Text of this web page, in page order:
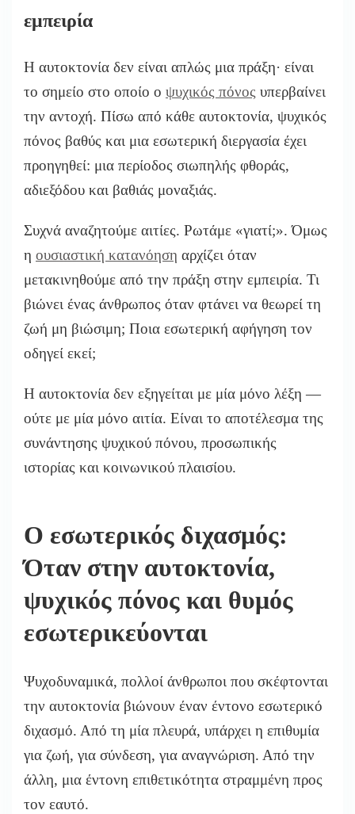
εμπειρία
Η αυτοκτονία δεν είναι απλώς μια πράξη· είναι
το σημείο στο οποίο ο ψυχικός πόνος υπερβαίνει
την αντοχή. Πίσω από κάθε αυτοκτονία, ψυχικός
πόνος βαθύς και μια εσωτερική διεργασία έχει
προηγηθεί: μια περίοδος σιωπηλής φθοράς,
αδιεξόδου και βαθιάς μοναξιάς.
Συχνά αναζητούμε αιτίες. Ρωτάμε «γιατί;». Όμως
η ουσιαστική κατανόηση αρχίζει όταν
μετακινηθούμε από την πράξη στην εμπειρία. Τι
βιώνει ένας άνθρωπος όταν φτάνει να θεωρεί τη
ζωή μη βιώσιμη; Ποια εσωτερική αφήγηση τον
οδηγεί εκεί;
Η αυτοκτονία δεν εξηγείται με μία μόνο λέξη —
ούτε με μία μόνο αιτία. Είναι το αποτέλεσμα της
συνάντησης ψυχικού πόνου, προσωπικής
ιστορίας και κοινωνικού πλαισίου.
Ο εσωτερικός διχασμός:
Όταν στην αυτοκτονία,
ψυχικός πόνος και θυμός
εσωτερικεύονται
Ψυχοδυναμικά, πολλοί άνθρωποι που σκέφτονται
την αυτοκτονία βιώνουν έναν έντονο εσωτερικό
διχασμό. Από τη μία πλευρά, υπάρχει η επιθυμία
για ζωή, για σύνδεση, για αναγνώριση. Από την
άλλη, μια έντονη επιθετικότητα στραμμένη προς
τον εαυτό.